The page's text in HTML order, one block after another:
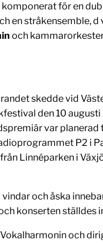
komponerat för en
en stråkensemble, d
och
skedde vid
den 10 augusti
var planerad
P2 i
Linnéparken i
vindar och åska
konserten ställdes
och